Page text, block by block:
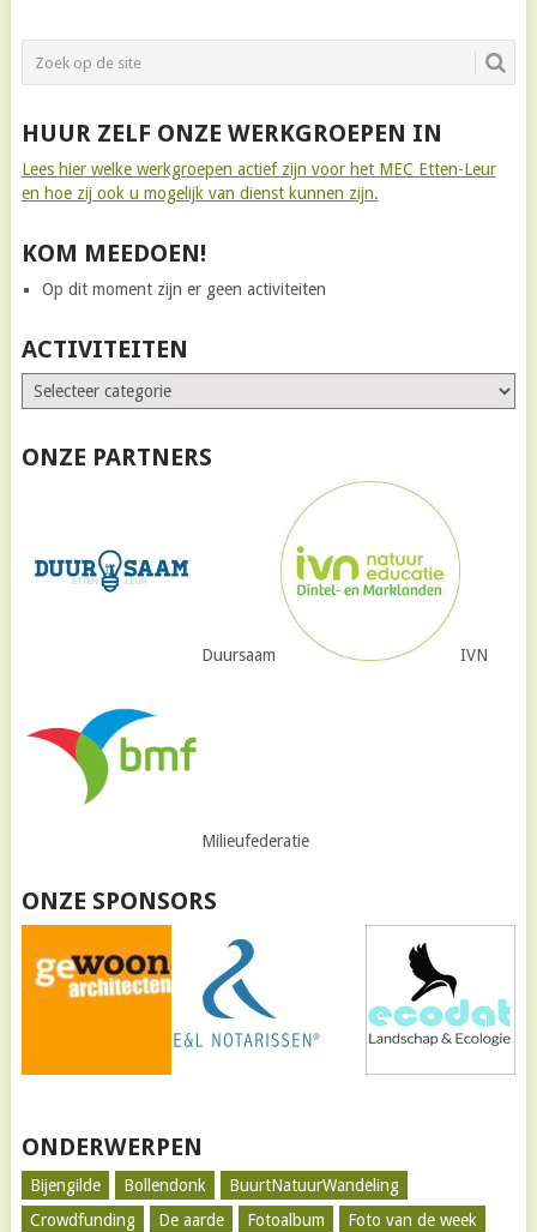
HUUR ZELF ONZE WERKGROEPEN IN
Lees hier welke werkgroepen actief zijn voor het MEC Etten-Leur
en hoe zij ook u mogelijk van dienst kunnen zijn.
KOM MEEDOEN!
Op dit moment zijn er geen activiteiten
ACTIVITEITEN
ONZE PARTNERS
Duursaam IVN
Milieufederatie
ONZE SPONSORS
ONDERWERPEN
Bijengilde Bollendonk
BuurtNatuurWandeling
Crowdfunding
De aarde Fotoalbum
Foto van de week